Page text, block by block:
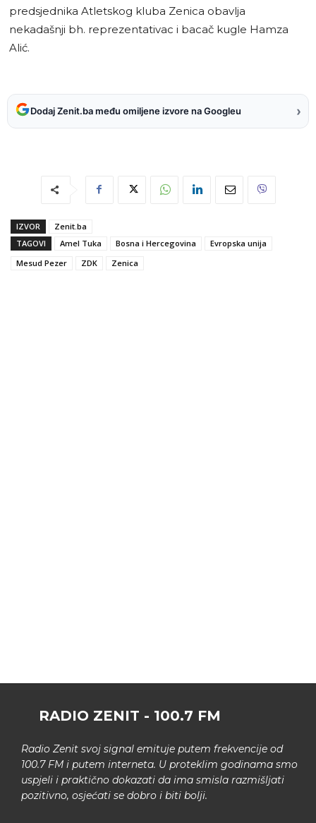
predsjednika Atletskog kluba Zenica obavlja
nekadašnji bh. reprezentativac i bacač kugle Hamza
Alić.
Dodaj Zenit.ba među omiljene izvore na Googleu ›
IZVOR
Zenit.ba
TAGOVI
Amel Tuka Bosna i Hercegovina
Evropska unija
Mesud Pezer
ZDK Zenica
RADIO ZENIT - 100.7 FM
Radio Zenit svoj signal emituje putem frekvencije od
100.7 FM i putem interneta. U proteklim godinama smo
uspjeli i praktično dokazati da ima smisla razmišljati
pozitivno, osjećati se dobro i biti bolji.